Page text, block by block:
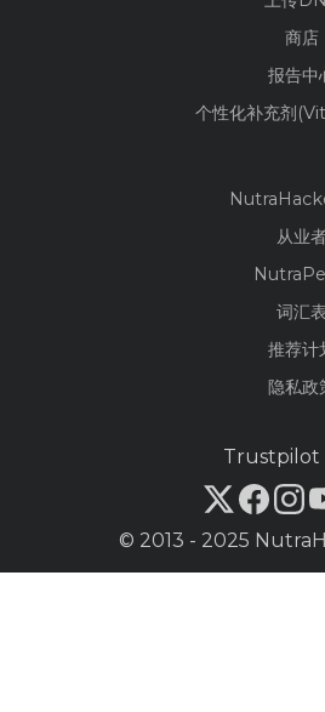
商店
报告中
个性化补充剂
从业
词汇表
推荐计
隐私政
Trustpilot
© 2013 - 2025